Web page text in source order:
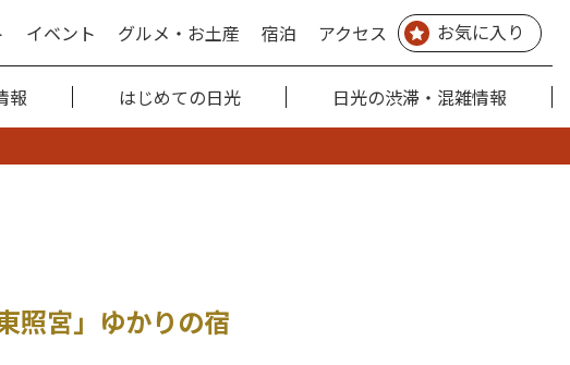
イベント グルメ・お土産 宿泊 アクセス お気に入り
報 はじめての日光 日光の渋滞・混雑情報
照宮」ゆかりの宿